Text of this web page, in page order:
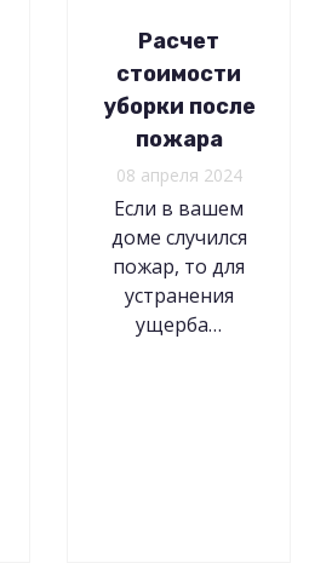
Расчет
стоимости
уборки после
пожара
08 апреля 2024
Если в вашем
доме случился
пожар, то для
устранения
ущерба…